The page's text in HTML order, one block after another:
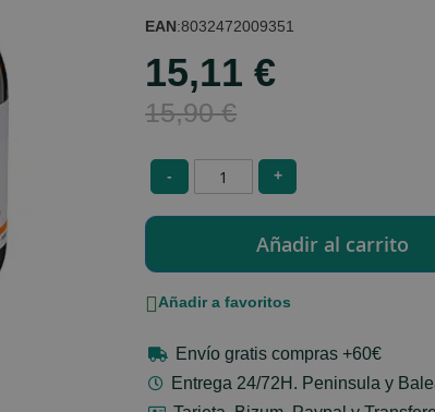
EAN:8032472009351
Special
Price
15,11 €
15,90 €
- +
Añadir a favoritos
Envío gratis compras +60€
Entrega 24/72H. Peninsula y